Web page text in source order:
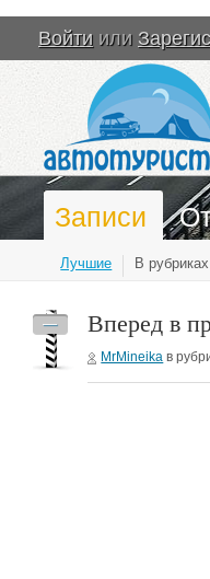
Войти или
Записи
Лучшие В рубриках
Вперед в
MrMineika в
—